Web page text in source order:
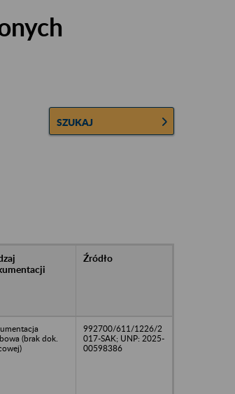
SZUKAJ
Źródło
(brak dok.
992700/611/1226/2
017-SAK; UNP: 2025-
00598386